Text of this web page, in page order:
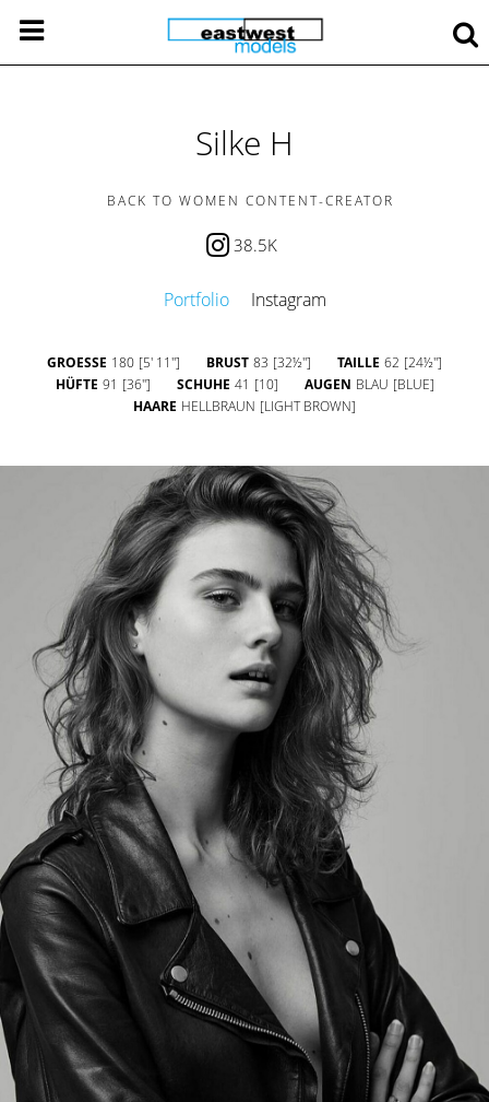
Silke H
BACK TO WOMEN CONTENT-CREATOR
38.5K
Portfolio Instagram
GROESSE 180 [5' 11''] BRUST 83 [32½''] TAILLE 62 [24½'']
HÜFTE 91 [36''] SCHUHE 41 [10] AUGEN BLAU [BLUE]
HAARE HELLBRAUN [LIGHT BROWN]